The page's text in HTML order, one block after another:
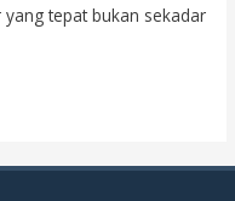
tepat bukan sekadar